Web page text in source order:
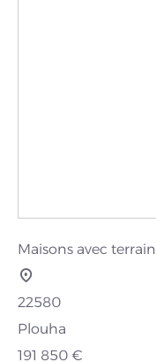
Maisons avec terrain
22580
Plouha
191 850 €